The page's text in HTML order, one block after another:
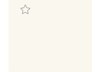
Minijobber im Verkauf